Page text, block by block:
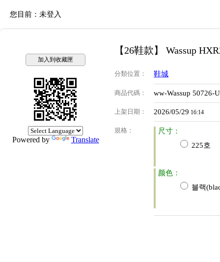
您目前： 未登入
加入到收藏匣
Powered by Translate
【26鞋款】 Wassup
分類位置 ： 鞋城
商品代碼 ： ww-Wassup 50726-
上架日期 ： 2026/05/29 16:14
規格 ：
尺寸：
225호
颜色：
블랙